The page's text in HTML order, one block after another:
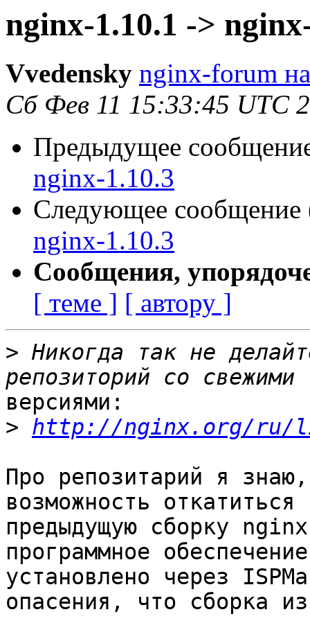
nginx-1.10.1 ->
Vvedensky nginx-forum
Сб Фев 11 15:33:45 UTC
Предыдущее
nginx-1.10.3
Следующее сообщение
nginx-1.10.3
Сообщения,
[ теме ] [ автору ]
> Никогда так не
версиями:
> http://nginx.org/ru/
Про репозитарий я
возможность откатиться
предыдущую сборку
программное
установлено через
опасения, что сборка из